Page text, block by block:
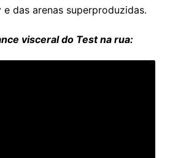
das arenas superproduzidas.
visceral do Test na rua: